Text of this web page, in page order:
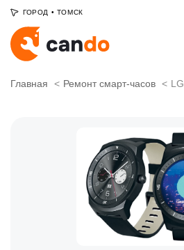
ГОРОД • ТОМСК
Главная Ремонт смарт-часов LG